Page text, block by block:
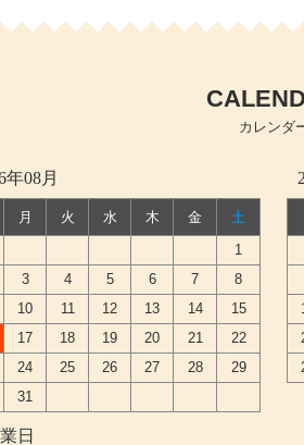
カレンダ
年08月
月 火 水 木 金
土
1
3 4 5 6 7
8
10 11 12 13 14
15
17 18 19 20 21
22
24 25 26 27 28
29
31
日